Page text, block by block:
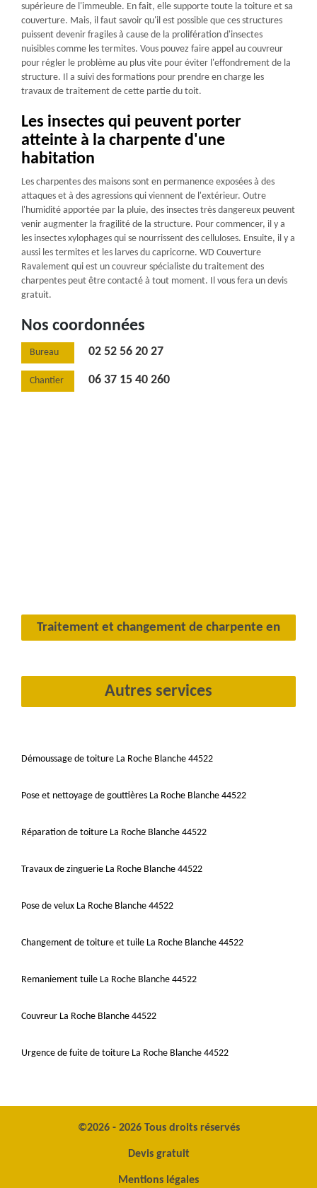
supérieure de l'immeuble. En fait, elle supporte toute la toiture et sa
couverture. Mais, il faut savoir qu'il est possible que ces structures
puissent devenir fragiles à cause de la prolifération d'insectes
nuisibles comme les termites. Vous pouvez faire appel au couvreur
pour régler le problème au plus vite pour éviter l'effondrement de la
structure. Il a suivi des formations pour prendre en charge les
travaux de traitement de cette partie du toit.
Les insectes qui peuvent porter
atteinte à la charpente d'une
habitation
Les charpentes des maisons sont en permanence exposées à des
attaques et à des agressions qui viennent de l'extérieur. Outre
l'humidité apportée par la pluie, des insectes très dangereux peuvent
venir augmenter la fragilité de la structure. Pour commencer, il y a
les insectes xylophages qui se nourrissent des celluloses. Ensuite, il y a
aussi les termites et les larves du capricorne. WD Couverture
Ravalement qui est un couvreur spécialiste du traitement des
charpentes peut être contacté à tout moment. Il vous fera un devis
gratuit.
Nos coordonnées
Bureau 02 52 56 20 27
Chantier 06 37 15 40 260
Traitement et changement de charpente en
Autres services
Démoussage de toiture La Roche Blanche 44522
Pose et nettoyage de gouttières La Roche Blanche 44522
Réparation de toiture La Roche Blanche 44522
Travaux de zinguerie La Roche Blanche 44522
Pose de velux La Roche Blanche 44522
Changement de toiture et tuile La Roche Blanche 44522
Remaniement tuile La Roche Blanche 44522
Couvreur La Roche Blanche 44522
Urgence de fuite de toiture La Roche Blanche 44522
©2026 - 2026 Tous droits réservés
Devis gratuit
Mentions légales